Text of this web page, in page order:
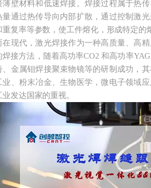
薄壁材料和低速焊接。焊接过程属于热
量通过热传导向内部扩散，通过控制激
重复率等参数，使工件熔化，形成特定的
在现代，激光焊接作为一种高质量、高
焊接方法，随着高功率CO2 和高功率
、金属钼焊接聚束物镜等的研制成功，
业、粉末冶金、生物医学，微电子领域
业发达国家的重视。